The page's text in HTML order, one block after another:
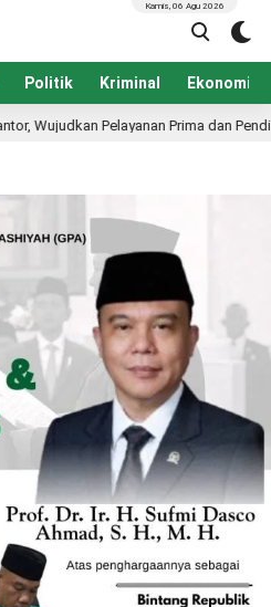
Politik Kriminal Ekonomi
Kamis, 06 Agu 2026
dan Pendidikan Berkualitas 6